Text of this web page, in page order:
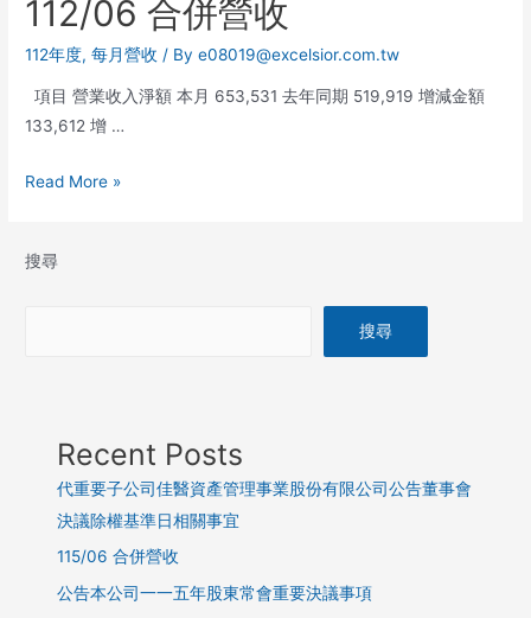
112/06 合併營收
112年度,每月營收 / Bye08019@excelsior.com.tw
項目 營業收入淨額 本月 653,531 去年同期 519,919 增減金額
133,612 增 …
Read More »
搜尋
搜尋
Recent Posts
代重要子公司佳醫資產管理事業股份有限公司公告董事會
決議除權基準日相關事宜
115/06 合併營收
公告本公司一一五年股東常會重要決議事項